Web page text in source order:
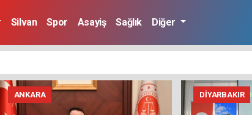
Silvan Spor Asayiş Sağlık Diğer
ANKARA DIYARBAKIR